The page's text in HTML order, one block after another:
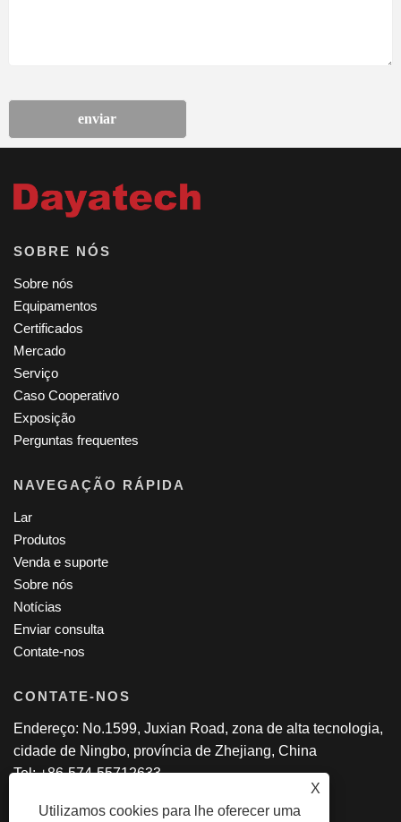
enviar
X
Utilizamos cookies para lhe oferecer uma
SOBRE NÓS
Sobre nós
Equipamentos
Certificados
Mercado
Serviço
Caso Cooperativo
Exposição
Perguntas frequentes
NAVEGAÇÃO RÁPIDA
Lar
Produtos
Venda e suporte
Sobre nós
Notícias
Enviar consulta
Contate-nos
CONTATE-NOS
Endereço: No.1599, Juxian Road, zona de alta tecnologia,
cidade de Ningbo, província de Zhejiang, China
Tel: +86-574-55712633